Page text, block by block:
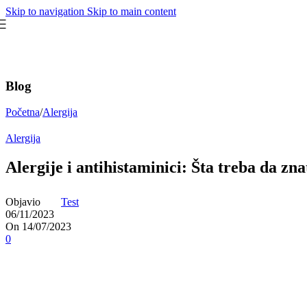
Skip to navigation Skip to main content
Blog
Početna/Alergija
Alergija
Alergije i antihistaminici: Šta treba da
Objavio
Test
06/11/2023
On 14/07/2023
0